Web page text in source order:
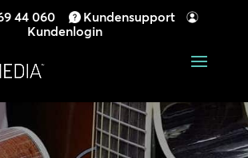
44 060
Kundensupport
Kundenlogin